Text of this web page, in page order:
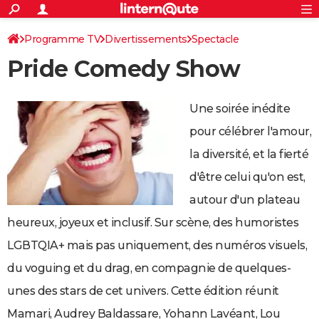
ACTUALITÉS
Politique
Société
Faits Divers
Education
Monde
Villes
+
SPORT
Coupe du monde 2026
Football
Tennis
Cyclisme
Rugby
Forum
CULTURE
Programme TV
TNTStreaming
Cinéma
Sorties cinéma
Musique
FINANCE
Retraite
Impôts
Epargne
Immobilier
Risques naturels par ville
Banque
Assurance
Crédit
AUTO
Essais
Réserver un essai
Citadines
Berlines
SUV
Forum auto
HIGH-TECH
Mobiles
Meilleur smartphone
Internet
Ordinateurs
Jeux vidéo
Guide high-tech
BRICOLAGE
Aménagement intérieur
Cuisine
Salle de bains
Jardinage
Rangement
+WEEK-END
Guides de France
Escapades
Patrimoine
Expositions
Musées
Week-end nature
+
LIFESTYLE
Art de vivre
Bien-être
Loisirs
Mode
Modes de vie
+
VOYAGE
S'inscrire
Connexion
Programme TV Divertissements Spectacle
Pride Comedy Show
Une soirée inédite
pour célébrer l'amour,
la diversité, et la fierté
d'être celui qu'on est,
autour d'un plateau
heureux, joyeux et inclusif. Sur scène, des humoristes
LGBTQIA+ mais pas uniquement, des numéros visuels,
du voguing et du drag, en compagnie de quelques-
unes des stars de cet univers. Cette édition réunit
Mamari, Audrey Baldassare, Yohann Lavéant, Lou